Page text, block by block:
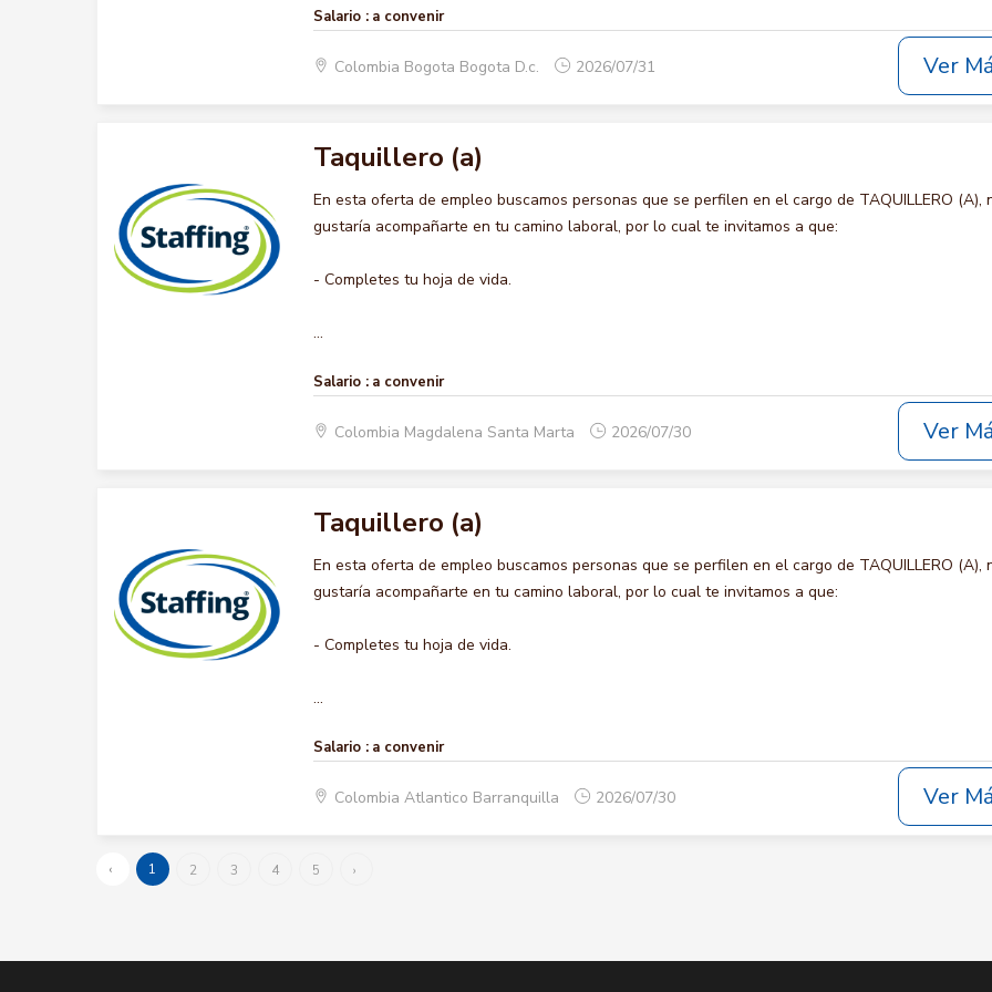
Salario : a convenir
Colombia Bogota Bogota D.c. 2026/07/31 Ver
Taquillero (a)
En esta oferta de empleo buscamos personas que se perfilen en el cargo de TAQUILLERO (A),
gustaría acompañarte en tu camino laboral, por lo cual te invitamos a que:
- Completes tu hoja de vida.
...
Salario : a convenir
Colombia Magdalena Santa Marta 2026/07/30 Ver
Taquillero (a)
En esta oferta de empleo buscamos personas que se perfilen en el cargo de TAQUILLERO (A),
gustaría acompañarte en tu camino laboral, por lo cual te invitamos a que:
- Completes tu hoja de vida.
...
Salario : a convenir
Colombia Atlantico Barranquilla 2026/07/30 Ver
‹ 1 2 3 4 5 ›